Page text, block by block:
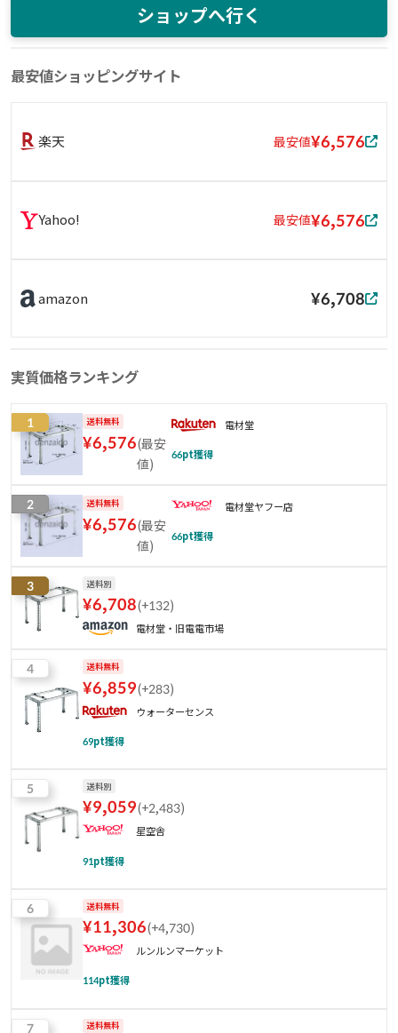
ショップへ行く
最安値ショッピングサイト
楽天 最安値¥6,576
Yahoo! 最安値¥6,576
amazon ¥6,708
実質価格ランキング
1 送料無料
¥6,576(最安
値)
電材堂
66pt獲得
2 送料無料
¥6,576(最安
値)
電材堂ヤフー店
66pt獲得
3 送料別
¥6,708(+132)
電材堂・旧電電市場
4 送料無料
¥6,859(+283)
ウォーターセンス
69pt獲得
5 送料別
¥9,059(+2,483)
星空舎
91pt獲得
6 送料無料
¥11,306(+4,730)
ルンルンマーケット
114pt獲得
7 送料無料